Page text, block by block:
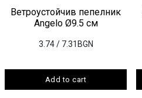
Ветроустойчив пепелник
Angelo Ø9.5 см
3.74 / 7.31BGN
Add to cart